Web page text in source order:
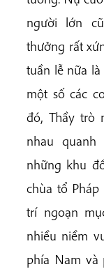
người lớn
thưởng rất
tuần lễ nữa
một số các
đó, Thầy trò
nhau
những khu
chùa tổ
trí ngoạn
nhiều niềm
phía Nam và